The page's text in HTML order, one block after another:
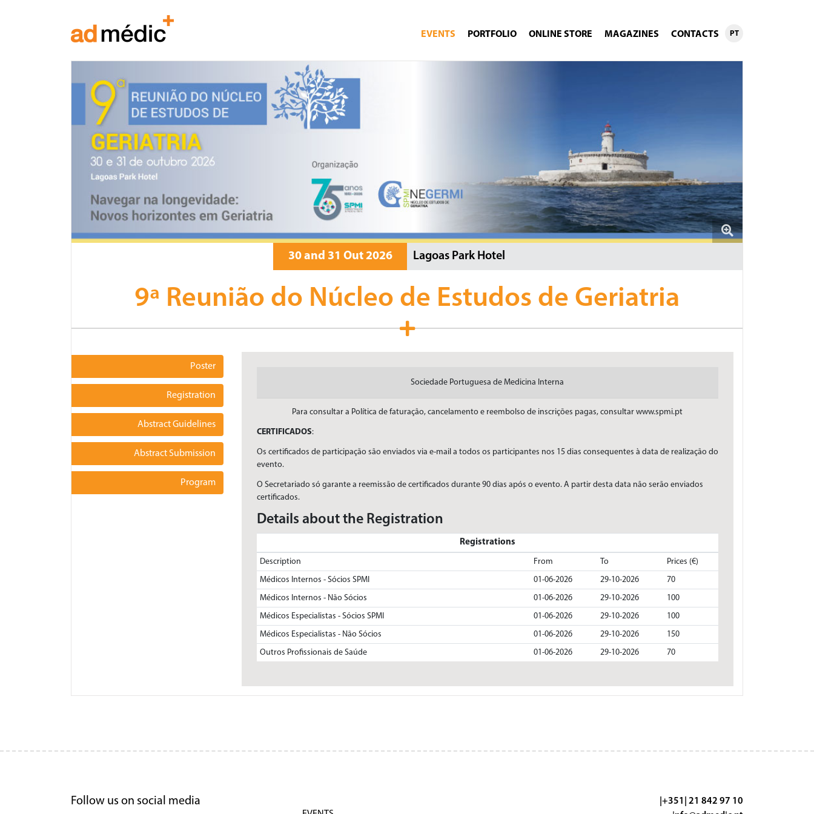
EVENTS PORTFOLIO ONLINE STORE MAGAZINES CONTACTS PT
30 and 31 Out 2026 Lagoas Park Hotel
9ª Reunião do Núcleo de Estudos de Geriatria
Poster
Registration
Abstract Guidelines
Abstract Submission
Program
Sociedade Portuguesa de Medicina Interna
Para consultar a Política de faturação, cancelamento e reembolso de inscrições pagas, consultar www.spmi.pt
CERTIFICADOS:
Os certificados de participação são enviados via e-mail a todos os participantes nos 15 dias consequentes à data de realização do
evento.
O Secretariado só garante a reemissão de certificados durante 90 dias após o evento. A partir desta data não serão enviados
certificados.
Details about the Registration
Registrations
Description From To
Prices (€)
Médicos Internos - Sócios SPMI
01-06-2026 29-10-2026
70
Médicos Internos - Não Sócios
01-06-2026 29-10-2026
100
Médicos Especialistas - Sócios SPMI
01-06-2026 29-10-2026
100
Médicos Especialistas - Não Sócios
01-06-2026 29-10-2026
150
Outros Profissionais de Saúde
01-06-2026 29-10-2026 70
Follow us on social media
|+351| 21 842 97 10